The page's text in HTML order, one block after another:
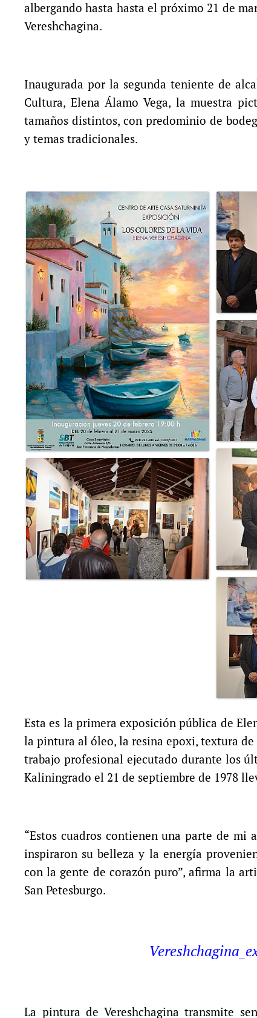
albergando hasta hasta el próximo 21 de
Vereshchagina.
Inaugurada por la segunda teniente de
Cultura, Elena Álamo Vega, la muestra
tamaños distintos, con predominio de
y temas tradicionales.
Esta es la primera exposición pública de
la pintura al óleo, la resina epoxi, textura
trabajo profesional ejecutado durante los
Kaliningrado el 21 de septiembre de 1978
“Estos cuadros contienen una parte de mi
inspiraron su belleza y la energía
con la gente de corazón puro”, afirma la
San Petesburgo.
La pintura de Vereshchagina transmite